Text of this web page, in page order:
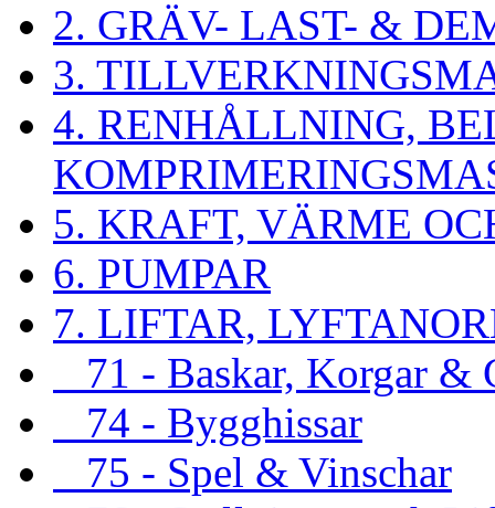
2. GRÄV- LAST- &
3.
4. RENHÅLLNING,
5. KRAFT, VÄRME
6. PUMPAR
7. LIFTAR,
71 - Baskar, Korgar &
74 - Bygghissar
75 - Spel & Vinschar